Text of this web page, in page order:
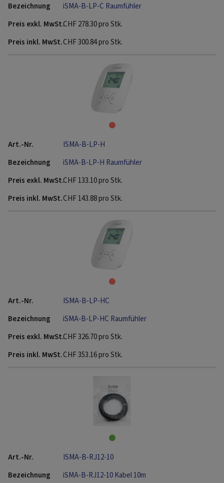
iSMA-B-LP-C Raumfühler
CHF278.30pro Stk.
CHF300.84pro Stk.
ISMA-B-LP-H
iSMA-B-LP-H Raumfühler
CHF133.10pro Stk.
CHF143.88pro Stk.
ISMA-B-LP-HC
iSMA-B-LP-HC Raumfühler
CHF326.70pro Stk.
CHF353.16pro Stk.
ISMA-B-RJ12-10
iSMA-B-RJ12-10 Kabel 10m